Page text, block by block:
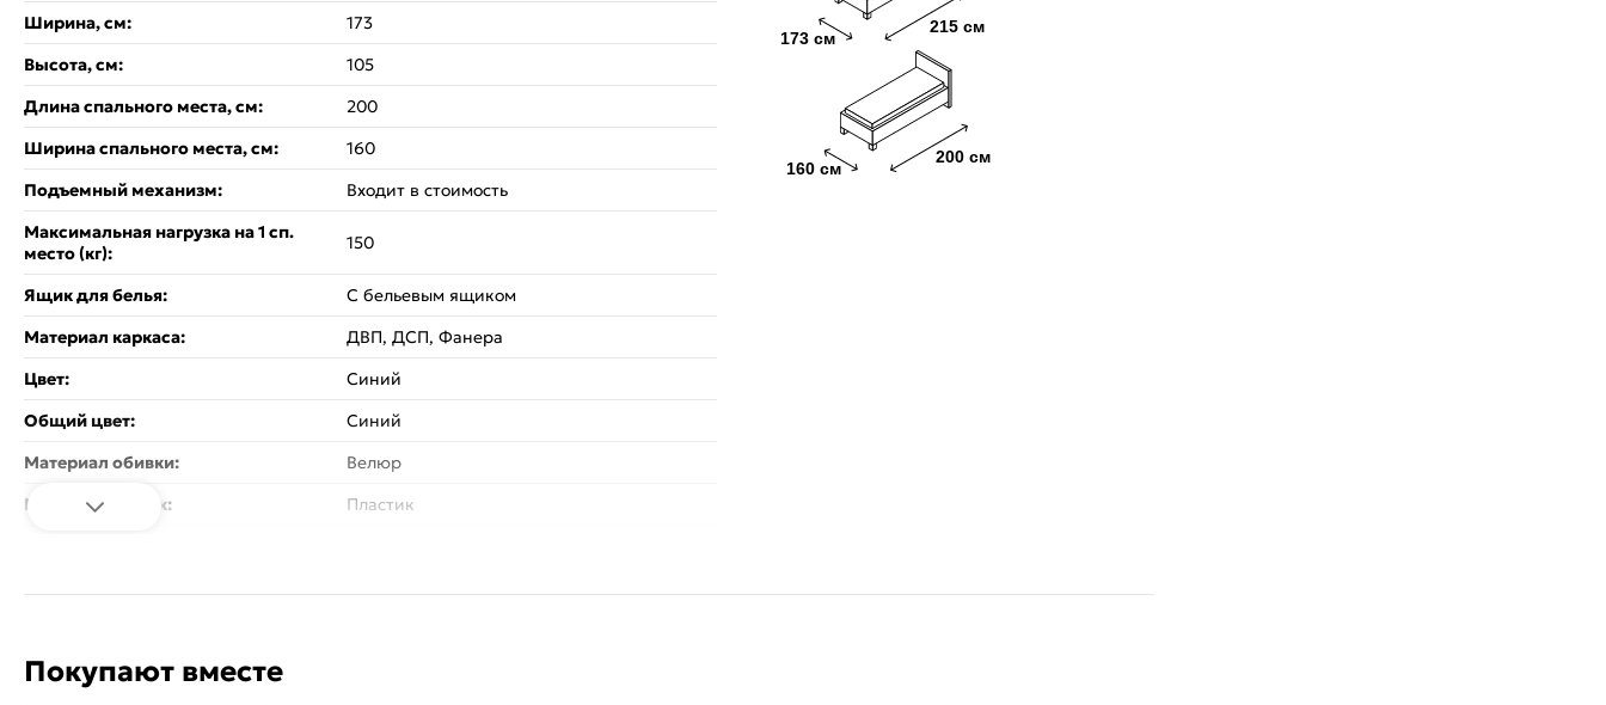
Ширина, см:
173
Высота, см:
105
Длина спального места, см:
200
Ширина спального места, см:
160
Подъемный механизм:
Входит в стоимость
Максимальная нагрузка на 1 сп.
место (кг):
150
Ящик для белья:
С бельевым ящиком
Материал каркаса:
ДВП, ДСП, Фанера
Цвет:
Синий
Общий цвет:
Синий
Материал обивки:
Велюр
Материал ножек:
Пластик
Спинка кровати:
Покупают вместе